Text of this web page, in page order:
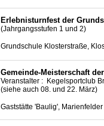
Erlebnisturnfest der
(Jahrgangsstufen 1 und 2)
Grundschule Klosterstraße,
Gemeinde-Meisterschaft
Veranstalter : Kegelsportclub
(siehe auch 08. und 22. März)
Gaststätte 'Baulig',